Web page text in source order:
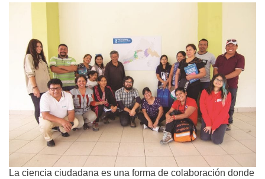
La ciencia ciudadana es una forma de colaboración donde